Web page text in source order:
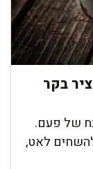
בלי ציר בקר
של פעם.
לאט,